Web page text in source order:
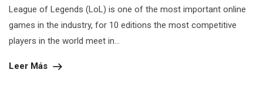
League of Legends (LoL) is one of the most important online
games in the industry, for 10 editions the most competitive
players in the world meet in...
Leer Más